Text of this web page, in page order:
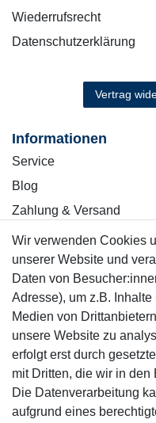
Wiederrufsrecht
Datenschutzerklärung
Vertrag
Informationen
Service
Blog
Zahlung & Versand
Sicher einkaufen
Mitglied
Wir verwenden Cookies
unserer Website und
Daten von
Adresse), um z.B.
Medien von
unsere Website zu
erfolgt erst durch
mit Dritten, die wir in
Die Datenverarbeitung
aufgrund eines